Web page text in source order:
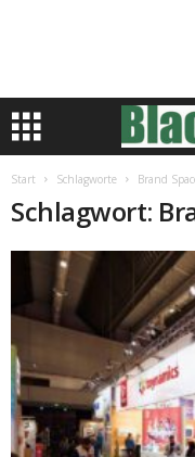
Start Schlagworte Brand
Schlagwort: